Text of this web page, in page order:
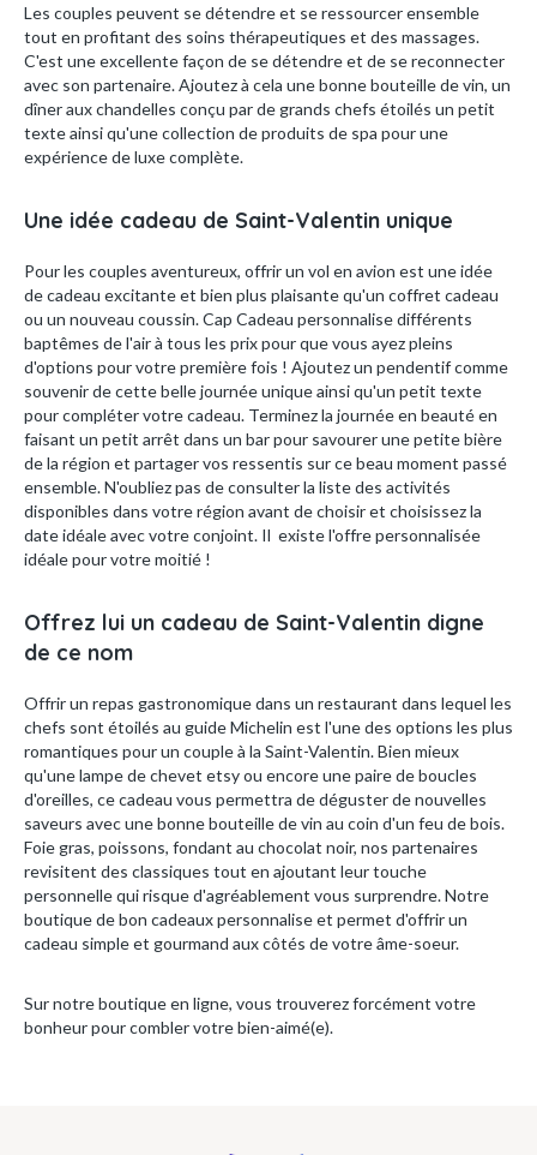
Les couples peuvent se détendre et se ressourcer ensemble
tout en profitant des soins thérapeutiques et des massages.
C'est une excellente façon de se détendre et de se reconnecter
avec son partenaire. Ajoutez à cela une bonne bouteille de vin, un
dîner aux chandelles conçu par de grands chefs étoilés un petit
texte ainsi qu'une collection de produits de spa pour une
expérience de luxe complète.
Une idée cadeau de Saint-Valentin unique
Pour les couples aventureux, offrir un vol en avion est une idée
de cadeau excitante et bien plus plaisante qu'un coffret cadeau
ou un nouveau coussin. Cap Cadeau personnalise différents
baptêmes de l'air à tous les prix pour que vous ayez pleins
d'options pour votre première fois ! Ajoutez un pendentif comme
souvenir de cette belle journée unique ainsi qu'un petit texte
pour compléter votre cadeau. Terminez la journée en beauté en
faisant un petit arrêt dans un bar pour savourer une petite bière
de la région et partager vos ressentis sur ce beau moment passé
ensemble. N'oubliez pas de consulter la liste des activités
disponibles dans votre région avant de choisir et choisissez la
date idéale avec votre conjoint. Il existe l'offre personnalisée
idéale pour votre moitié !
Offrez lui un cadeau de Saint-Valentin digne
de ce nom
Offrir un repas gastronomique dans un restaurant dans lequel les
chefs sont étoilés au guide Michelin est l'une des options les plus
romantiques pour un couple à la Saint-Valentin. Bien mieux
qu'une lampe de chevet etsy ou encore une paire de boucles
d'oreilles, ce cadeau vous permettra de déguster de nouvelles
saveurs avec une bonne bouteille de vin au coin d'un feu de bois.
Foie gras, poissons, fondant au chocolat noir, nos partenaires
revisitent des classiques tout en ajoutant leur touche
personnelle qui risque d'agréablement vous surprendre. Notre
boutique de bon cadeaux personnalise et permet d'offrir un
cadeau simple et gourmand aux côtés de votre âme-soeur.
Sur notre boutique en ligne, vous trouverez forcément votre
bonheur pour combler votre bien-aimé(e).